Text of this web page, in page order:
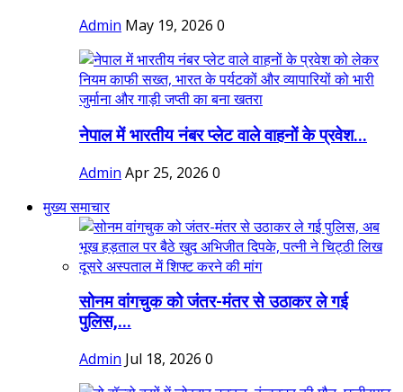
Admin May 19, 2026 0
नेपाल में भारतीय नंबर प्लेट वाले वाहनों के प्रवेश...
Admin Apr 25, 2026 0
मुख्य समाचार
सोनम वांगचुक को जंतर-मंतर से उठाकर ले गई
पुलिस,...
Admin Jul 18, 2026 0